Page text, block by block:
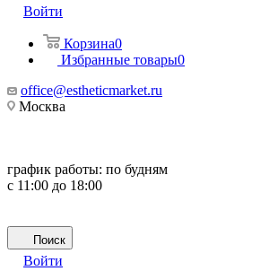
Войти
Корзина0
Избранные товары0
office@estheticmarket.ru
Москва
график работы: по будням
с 11:00 до 18:00
Поиск
Войти